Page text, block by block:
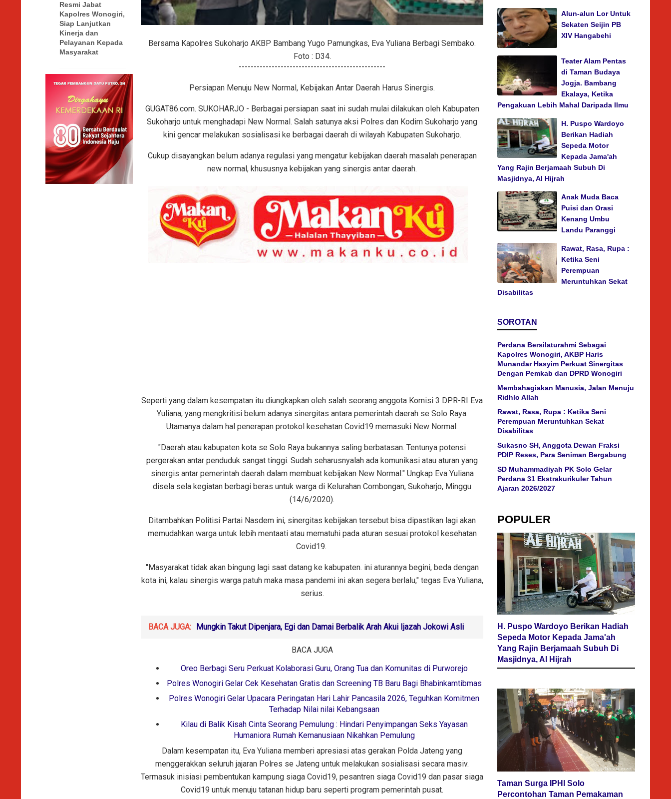
Resmi Jabat
Kapolres Wonogiri,
Siap Lanjutkan
Kinerja dan
Pelayanan Kepada
Masyarakat
Bersama Kapolres Sukoharjo AKBP Bambang Yugo Pamungkas, Eva Yuliana Berbagi Sembako.
Foto : D34.
-------------------------------------------------
Persiapan Menuju New Normal, Kebijakan Antar Daerah Harus Sinergis.
GUGAT86.com. SUKOHARJO - Berbagai persiapan saat ini sudah mulai dilakukan oleh Kabupaten
Sukoharjo untuk menghadapi New Normal. Salah satunya aksi Polres dan Kodim Sukoharjo yang
kini gencar melakukan sosialisasi ke berbagai daerah di wilayah Kabupaten Sukoharjo.
Cukup disayangkan belum adanya regulasi yang mengatur kebijakan daerah masalah penerapan
new normal, khususnya kebijakan yang sinergis antar daerah.
Seperti yang dalam kesempatan itu diungkapkan oleh salah seorang anggota Komisi 3 DPR-RI Eva
Yuliana, yang mengkritisi belum adanya sinergitas antara pemerintah daerah se Solo Raya.
Utamanya dalam hal penerapan protokol kesehatan Covid19 memasuki New Normal.
"Daerah atau kabupaten kota se Solo Raya bukannya saling berbatasan. Tentunya potensi
pergerakan antar penduduk sangat tinggi. Sudah seharusnyalah ada komunikasi atau aturan yang
sinergis antar pemerintah daerah dalam membuat kebijakan New Normal." Ungkap Eva Yuliana
disela sela kegiatan berbagi beras untuk warga di Kelurahan Combongan, Sukoharjo, Minggu
(14/6/2020).
Ditambahkan Politisi Partai Nasdem ini, sinergitas kebijakan tersebut bisa dipastikan lagi akan
memudahkan warga untuk lebih mentaati atau mematuhi pada aturan sesuai protokol kesehatan
Covid19.
"Masyarakat tidak akan bingung lagi saat datang ke kabupaten. ini aturannya begini, beda dengan
kota ini, kalau sinergis warga patuh maka masa pandemi ini akan segera berlalu," tegas Eva Yuliana,
serius.
BACA JUGA: Mungkin Takut Dipenjara, Egi dan Damai Berbalik Arah Akui Ijazah Jokowi Asli
BACA JUGA
Oreo Berbagi Seru Perkuat Kolaborasi Guru, Orang Tua dan Komunitas di Purworejo
Polres Wonogiri Gelar Cek Kesehatan Gratis dan Screening TB Baru Bagi Bhabinkamtibmas
Polres Wonogiri Gelar Upacara Peringatan Hari Lahir Pancasila 2026, Teguhkan Komitmen
Terhadap Nilai nilai Kebangsaan
Kilau di Balik Kisah Cinta Seorang Pemulung : Hindari Penyimpangan Seks Yayasan
Humaniora Rumah Kemanusiaan Nikahkan Pemulung
Dalam kesempatan itu, Eva Yuliana memberi apresiasi atas gerakan Polda Jateng yang
menggerakkan seluruh jajaran Polres se Jateng untuk melakukan sosialisasi secara masiv.
Termasuk inisiasi pembentukan kampung siaga Covid19, pesantren siaga Covid19 dan pasar siaga
Covid19 untuk menuju tatanan hidup baru seperti program pemerintah pusat.
Alun-alun Lor Untuk
Sekaten Seijin PB
XIV Hangabehi
Teater Alam Pentas
di Taman Budaya
Jogja. Bambang
Ekalaya, Ketika
Pengakuan Lebih Mahal Daripada Ilmu
H. Puspo Wardoyo
Berikan Hadiah
Sepeda Motor
Kepada Jama'ah
Yang Rajin Berjamaah Subuh Di
Masjidnya, Al Hijrah
Anak Muda Baca
Puisi dan Orasi
Kenang Umbu
Landu Paranggi
Rawat, Rasa, Rupa :
Ketika Seni
Perempuan
Meruntuhkan Sekat
Disabilitas
SOROTAN
Perdana Bersilaturahmi Sebagai
Kapolres Wonogiri, AKBP Haris
Munandar Hasyim Perkuat Sinergitas
Dengan Pemkab dan DPRD Wonogiri
Membahagiakan Manusia, Jalan Menuju
Ridhlo Allah
Rawat, Rasa, Rupa : Ketika Seni
Perempuan Meruntuhkan Sekat
Disabilitas
Sukasno SH, Anggota Dewan Fraksi
PDIP Reses, Para Seniman Bergabung
SD Muhammadiyah PK Solo Gelar
Perdana 31 Ekstrakurikuler Tahun
Ajaran 2026/2027
POPULER
H. Puspo Wardoyo Berikan Hadiah
Sepeda Motor Kepada Jama'ah
Yang Rajin Berjamaah Subuh Di
Masjidnya, Al Hijrah
Taman Surga IPHI Solo
Percontohan Taman Pemakaman